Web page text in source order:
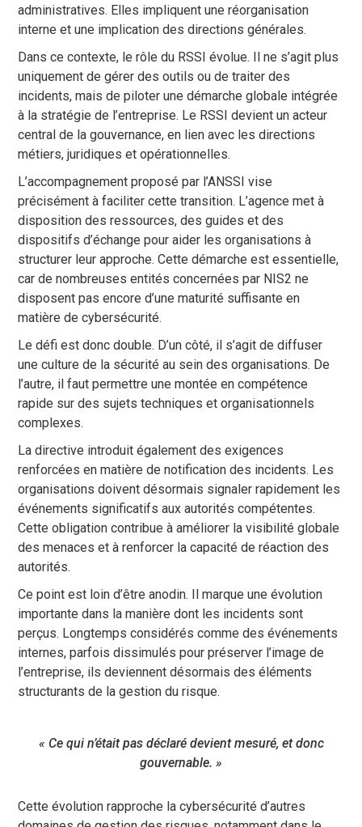
administratives. Elles impliquent une réorganisation
interne et une implication des directions générales.
Dans ce contexte, le rôle du RSSI évolue. Il ne s’agit plus
uniquement de gérer des outils ou de traiter des
incidents, mais de piloter une démarche globale intégrée
à la stratégie de l’entreprise. Le RSSI devient un acteur
central de la gouvernance, en lien avec les directions
métiers, juridiques et opérationnelles.
L’accompagnement proposé par l’ANSSI vise
précisément à faciliter cette transition. L’agence met à
disposition des ressources, des guides et des
dispositifs d’échange pour aider les organisations à
structurer leur approche. Cette démarche est essentielle,
car de nombreuses entités concernées par NIS2 ne
disposent pas encore d’une maturité suffisante en
matière de cybersécurité.
Le défi est donc double. D’un côté, il s’agit de diffuser
une culture de la sécurité au sein des organisations. De
l’autre, il faut permettre une montée en compétence
rapide sur des sujets techniques et organisationnels
complexes.
La directive introduit également des exigences
renforcées en matière de notification des incidents. Les
organisations doivent désormais signaler rapidement les
événements significatifs aux autorités compétentes.
Cette obligation contribue à améliorer la visibilité globale
des menaces et à renforcer la capacité de réaction des
autorités.
Ce point est loin d’être anodin. Il marque une évolution
importante dans la manière dont les incidents sont
perçus. Longtemps considérés comme des événements
internes, parfois dissimulés pour préserver l’image de
l’entreprise, ils deviennent désormais des éléments
structurants de la gestion du risque.
« Ce qui n’était pas déclaré devient mesuré, et donc
gouvernable. »
Cette évolution rapproche la cybersécurité d’autres